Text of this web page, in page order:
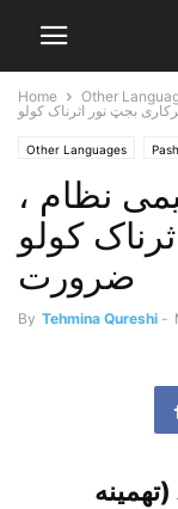
Home Other
Other Languages
نظام ،
کولو
ضرورت
By Tehmina Qureshi -